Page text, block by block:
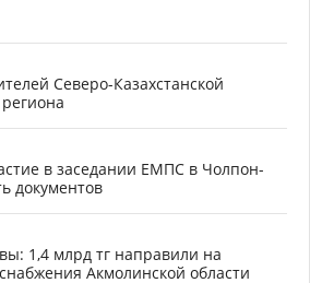
Северо-Казахстанской
в заседании ЕМПС в Чолпон-
документов
1,4 млрд тг направили на
Акмолинской области